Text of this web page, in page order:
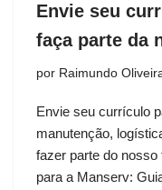
Envie seu
faça parte da
por Raimundo
Envie seu currículo
manutenção,
fazer parte do
para a Manserv: